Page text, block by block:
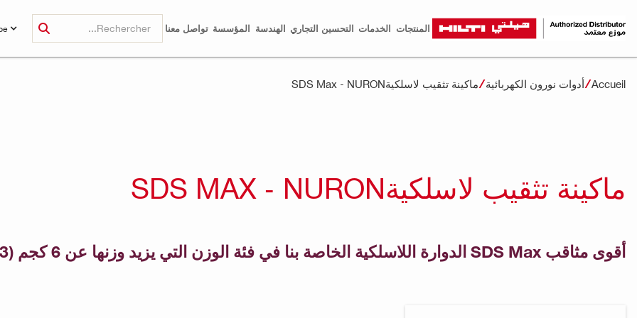
المنتجات الخدمات التحسين التجاري الهندسة المؤسسة تواصل معنا
Accueil أدوات نورون الكهربائية ماكينة تثقيب لاسلكيةSDS Max - NURON
ماكينة تثقيب لاسلكيةSDS MAX - NURON
أقوى مثاقب SDS Max الدوارة اللاسلكية الخاصة بنا في فئة الوزن التي يزيد وزنها عن 6 كجم (13 رطلاً)، والتي تعمل بأحدث تقنيات Nuron.